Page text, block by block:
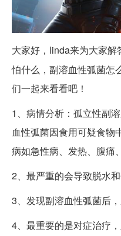
大家好，linda来为大家解
怕什么，副溶血性弧菌怎
们一起来看看吧！
1、病情分析：孤立性副
血性弧菌因食用可疑食物
病如急性病、发热、腹痛
2、最严重的会导致脱水和
3、发现副溶血性弧菌后
4、最重要的是对症治疗